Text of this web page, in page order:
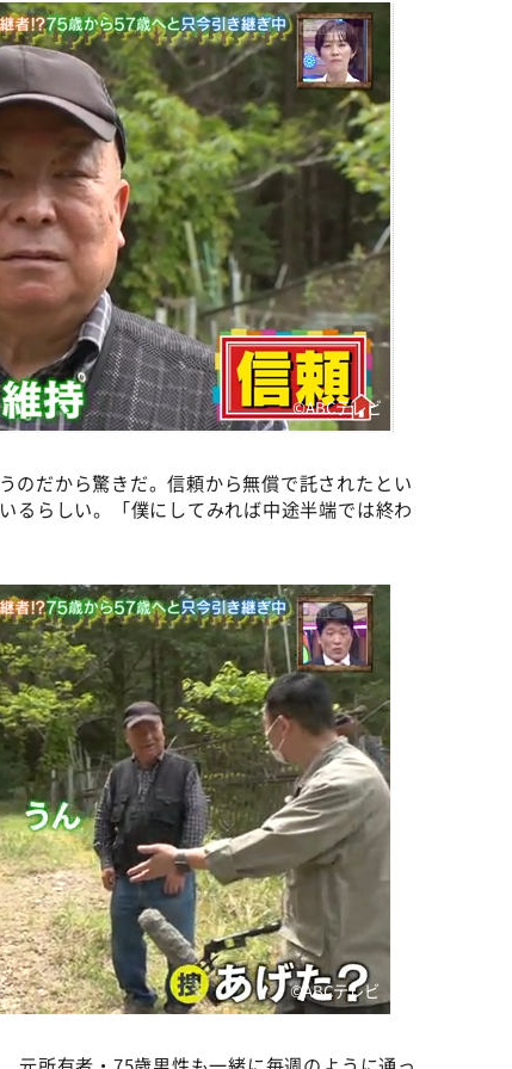
©️ABCテレビ
のだから驚きだ。信頼から無償で託されたとい
るらしい。「僕にしてみれば中途半端では終わ
©️ABCテレビ